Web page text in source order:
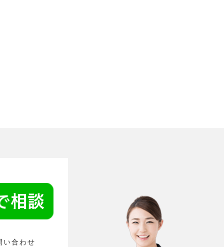
い合わせ